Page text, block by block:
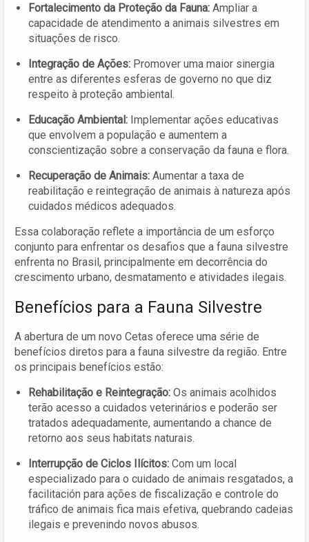
Fortalecimento da Proteção da Fauna: Ampliar a
capacidade de atendimento a animais silvestres em
situações de risco.
Integração de Ações: Promover uma maior sinergia
entre as diferentes esferas de governo no que diz
respeito à proteção ambiental.
Educação Ambiental: Implementar ações educativas
que envolvem a população e aumentem a
conscientização sobre a conservação da fauna e flora.
Recuperação de Animais: Aumentar a taxa de
reabilitação e reintegração de animais à natureza após
cuidados médicos adequados.
Essa colaboração reflete a importância de um esforço
conjunto para enfrentar os desafios que a fauna silvestre
enfrenta no Brasil, principalmente em decorrência do
crescimento urbano, desmatamento e atividades ilegais.
Benefícios para a Fauna Silvestre
A abertura de um novo Cetas oferece uma série de
benefícios diretos para a fauna silvestre da região. Entre
os principais benefícios estão:
Rehabilitação e Reintegração: Os animais acolhidos
terão acesso a cuidados veterinários e poderão ser
tratados adequadamente, aumentando a chance de
retorno aos seus habitats naturais.
Interrupção de Ciclos Ilícitos: Com um local
especializado para o cuidado de animais resgatados, a
facilitación para ações de fiscalização e controle do
tráfico de animais fica mais efetiva, quebrando cadeias
ilegais e prevenindo novos abusos.